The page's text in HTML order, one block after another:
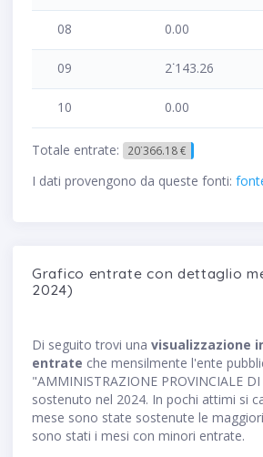
08 0.00
09 2˙143.26
10 0.00
Totale entrate: 20˙366.18 €
I dati provengono da queste fonti:
Grafico entrate con dettaglio
2024)
Di seguito trovi una visualizzazione
entrate che mensilmente l'ente
"AMMINISTRAZIONE PROVINCIALE
sostenuto nel 2024. In pochi attimi si
mese sono state sostenute le
sono stati i mesi con minori entrate.